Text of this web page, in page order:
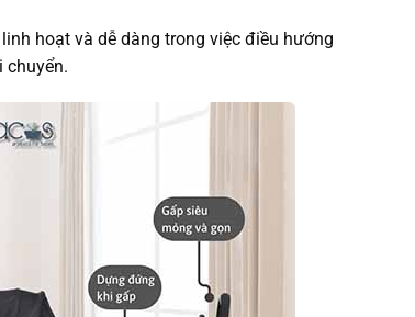
hoạt và dễ dàng trong việc điều hướng
chuyển.